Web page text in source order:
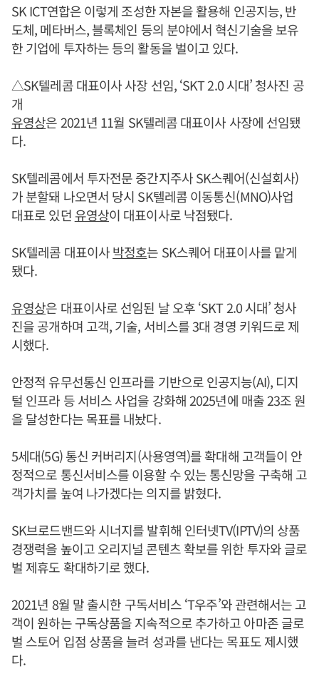
SK ICT연합은 이렇게 조성한 자본을 활용해 인공지능, 반
도체, 메타버스, 블록체인 등의 분야에서 혁신기술을 보유
한 기업에 투자하는 등의 활동을 벌이고 있다.
△SK텔레콤 대표이사 사장 선임, ‘SKT 2.0 시대’ 청사진 공
개
유영상은 2021년 11월 SK텔레콤 대표이사 사장에 선임됐
다.
SK텔레콤에서 투자전문 중간지주사 SK스퀘어(신설회사)
가 분할돼 나오면서 당시 SK텔레콤 이동통신(MNO)사업
대표로 있던 유영상이 대표이사로 낙점됐다.
SK텔레콤 대표이사박정호는 SK스퀘어 대표이사를 맡게
됐다.
유영상은 대표이사로 선임된 날 오후 ‘SKT 2.0 시대’ 청사
진을 공개하며 고객, 기술, 서비스를 3대 경영 키워드로 제
시했다.
안정적 유무선통신 인프라를 기반으로 인공지능(AI), 디지
털 인프라 등 서비스 사업을 강화해 2025년에 매출 23조 원
을 달성한다는 목표를 내놨다.
5세대(5G) 통신 커버리지(사용영역)를 확대해 고객들이 안
정적으로 통신서비스를 이용할 수 있는 통신망을 구축해 고
객가치를 높여 나가겠다는 의지를 밝혔다.
SK브로드밴드와 시너지를 발휘해 인터넷TV(IPTV)의 상품
경쟁력을 높이고 오리지널 콘텐츠 확보를 위한 투자와 글로
벌 제휴도 확대하기로 했다.
2021년 8월 말 출시한 구독서비스 ‘T우주’와 관련해서는 고
객이 원하는 구독상품을 지속적으로 추가하고 아마존 글로
벌 스토어 입점 상품을 늘려 성과를 낸다는 목표도 제시했
다.